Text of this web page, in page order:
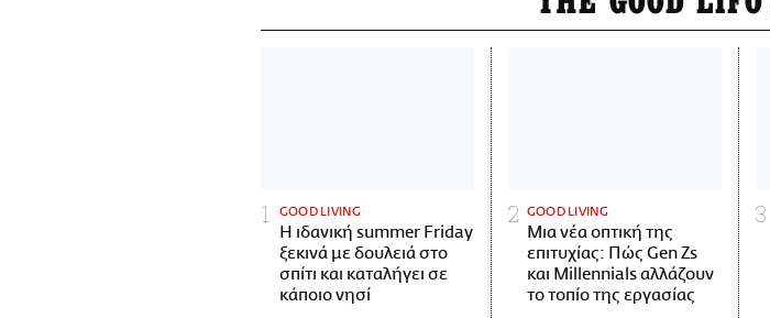
GOOD LIVING
Η ιδανική summer Friday
ξεκινά με δουλειά στο
σπίτι και καταλήγει σε
κάποιο νησί
GOOD LIVING
Μια νέα οπτική της
επιτυχίας: Πώς Gen Zs
και Millennials αλλάζουν
το τοπίο της εργασίας